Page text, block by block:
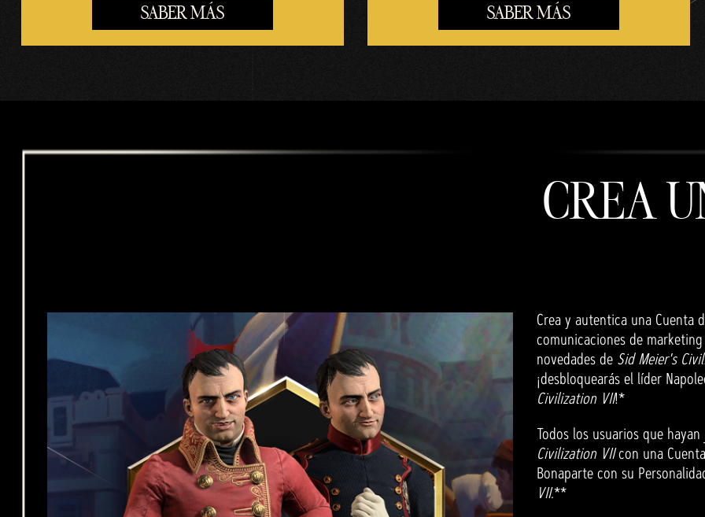
SABER MÁS SABER MÁS
CREA
Crea y autentica una Cuenta
comunicaciones de
novedades de Sid Meier's
¡desbloquearás el líder
Civilization VII!*
Todos los usuarios que
Civilization VIIcon una
Bonaparte con su
VII.**